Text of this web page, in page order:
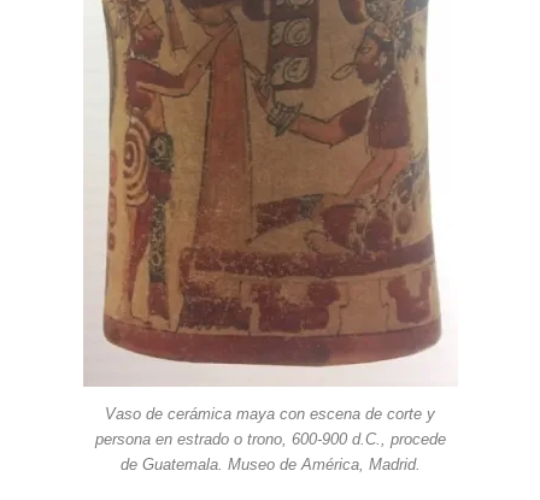
Vaso de cerámica maya con escena de corte y
persona en estrado o trono, 600-900 d.C., procede
de Guatemala. Museo de América, Madrid.